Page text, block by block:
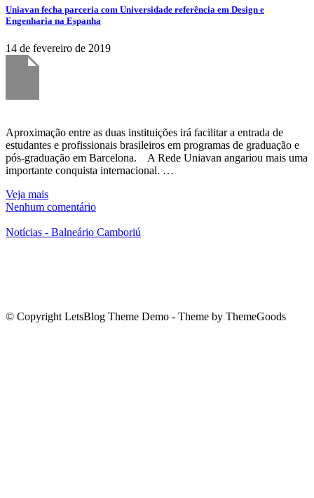
Uniavan fecha parceria com Universidade referência em Design e
Engenharia na Espanha
14 de fevereiro de 2019
Aproximação entre as duas instituições irá facilitar a entrada de
estudantes e profissionais brasileiros em programas de graduação e
pós-graduação em Barcelona. A Rede Uniavan angariou mais uma
importante conquista internacional. …
Veja mais
Nenhum comentário
Notícias - Balneário Camboriú
© Copyright LetsBlog Theme Demo - Theme by ThemeGoods